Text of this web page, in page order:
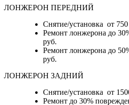
ЛОНЖЕРОН ПЕРЕДНИЙ
Снятие/установка от
Ремонт лонжерона до
руб.
Ремонт лонжерона до
руб.
ЛОНЖЕРОН ЗАДНИЙ
Снятие/установка от
Ремонт до 30%